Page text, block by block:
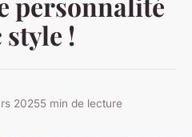
style !
20255 min de lecture